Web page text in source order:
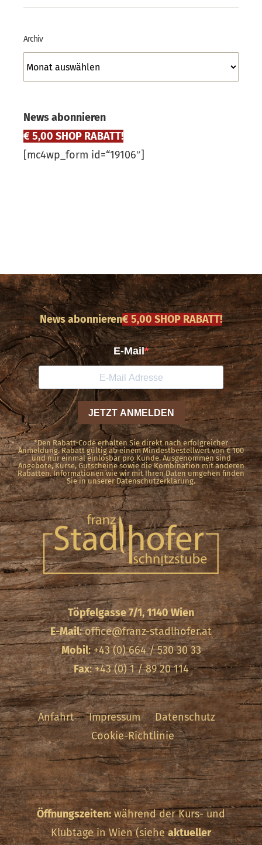
Archiv
Archiv
News abonnieren
€ 5,00 SHOP RABATT!
[mc4wp_form id=“19106″]
News abonnieren€ 5,00 SHOP RABATT!
*Den Rabatt-Code erhalten Sie direkt nach erfolgreicher
Anmeldung. Rabatt gültig ab einem Mindestbestellwert von € 100
und nur einmal einlösbar pro Kunde. Ausgenommen sind
Angebote, Kurse, Gutscheine sowie die Kombination mit anderen
Rabatten. Informationen wie wir mit Ihren Daten umgehen finden
Sie in unserer Datenschutzerklärung.
Töpfelgasse 7/1, 1140 Wien
E-Mail:office@franz-stadlhofer.at
Mobil: +43 (0) 664 / 530 30 33
Fax: +43 (0) 1 / 89 20 114
Anfahrt Impressum
Datenschutz
Cookie-Richtlinie
Öffnungszeiten:während der Kurs- und
Klubtage in Wien (sieheaktueller